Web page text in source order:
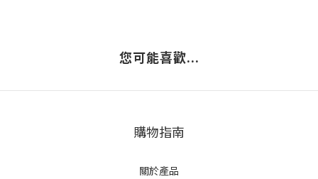
您可能喜歡...
購物指南
關於產品